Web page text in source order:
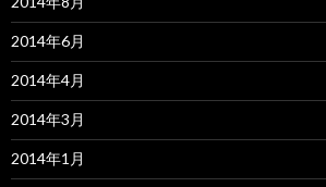
2014年6月
2014年4月
2014年3月
2014年1月